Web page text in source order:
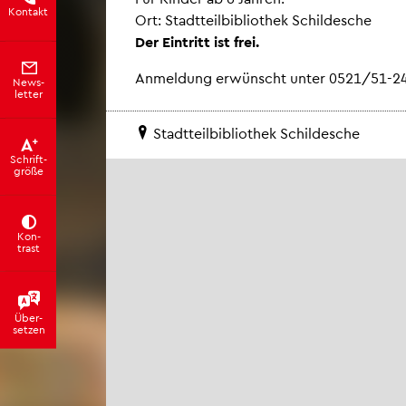
Kon­takt
News­
let­ter
Schrift­
grö­ße
Kon­
trast
Über­
set­zen
Ort: Stadt­teil­bi­blio­thek Schil­desche
Der Ein­tritt ist frei.
An­mel­dung er­wünscht unter 0521/51-
Stadt­teil­bi­blio­thek Schil­desche